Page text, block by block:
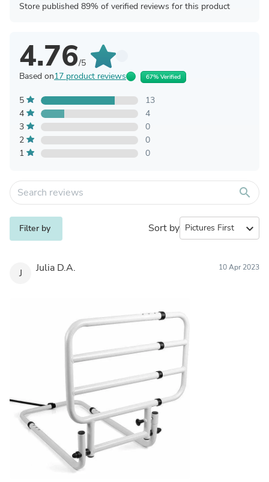
Store published 89% of verified reviews for this product
4.76/5
Based on17 product reviews 67% Verified
5
13
4
4
3
0
2
0
1
0
search
Filter by Sort by expand_more
J Julia D.A. 10 Apr 2023